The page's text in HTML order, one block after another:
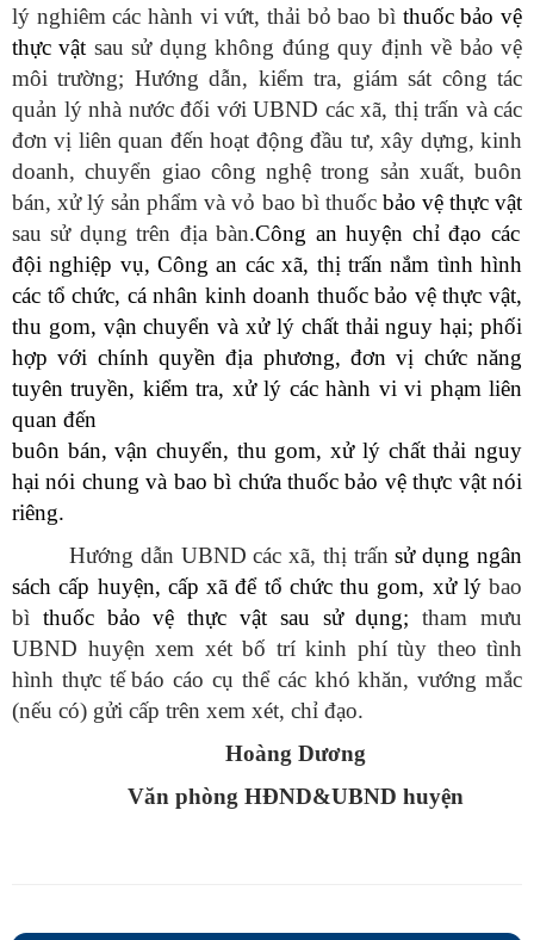
lý nghiêm các hành vi vứt, thải bỏ bao bì thuốc bảo vệ
thực vật sau sử dụng không đúng quy định về bảo vệ
môi trường; Hướng dẫn, kiểm tra, giám sát công tác
quản lý nhà nước đối với UBND các xã, thị trấn và các
đơn vị liên quan đến hoạt động đầu tư, xây dựng, kinh
doanh, chuyển giao công nghệ trong sản xuất, buôn
bán, xử lý sản phẩm và vỏ bao bì thuốc bảo vệ thực vật
sau sử dụng trên địa bàn.Công an huyện chỉ đạo các
đội nghiệp vụ, Công an các xã, thị trấn nắm tình hình
các tổ chức, cá nhân kinh doanh thuốc bảo vệ thực vật,
thu gom, vận chuyển và xử lý chất thải nguy hại; phối
hợp với chính quyền địa phương, đơn vị chức năng
tuyên truyền, kiểm tra, xử lý các hành vi vi phạm liên
quan đến
buôn bán, vận chuyển, thu gom, xử lý chất thải nguy
hại nói chung và bao bì chứa thuốc bảo vệ thực vật nói
riêng.
Hướng dẫn UBND các xã, thị trấnsử dụng ngân
sách cấp huyện, cấp xã để tổ chức thu gom, xử lý bao
bì thuốc bảo vệ thực vật sau sử dụng;tham mưu
UBND huyện xem xét bố trí kinh phí tùy theo tình
hình thực tế báo cáo cụ thể các khó khăn, vướng mắc
(nếu có) gửi cấp trên xem xét, chỉ đạo.
Hoàng Dương
Văn phòng HĐND&UBND huyện